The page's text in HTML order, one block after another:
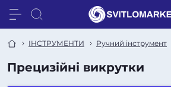
ІНСТРУМЕНТИ Ручний інструмент
Прецизійні викрутки